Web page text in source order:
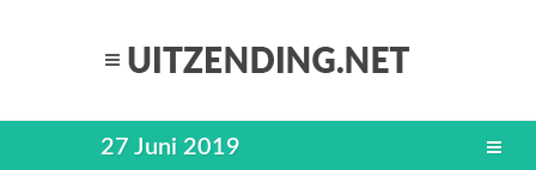
27 Juni 2019